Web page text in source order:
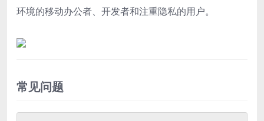
环境的移动办公者、开发者和注重隐私的用户。
常见问题